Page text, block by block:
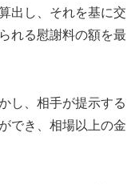
出し、それを基に交
れる慰謝料の額を最
し、相手が提示する
でき、相場以上の金